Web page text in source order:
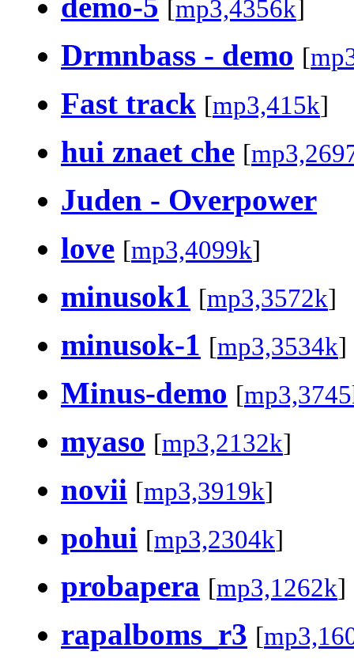
[mp3,4356k]
Drmnbass - demo [
Fast track [mp3,415k]
hui znaet che [
Juden - Overpower
love [mp3,4099k]
minusok1 [mp3,3572k]
minusok-1 [mp3,3534k]
Minus-demo [
myaso [mp3,2132k]
novii [mp3,3919k]
pohui [mp3,2304k]
probapera [mp3,1262k]
rapalboms_r3 [